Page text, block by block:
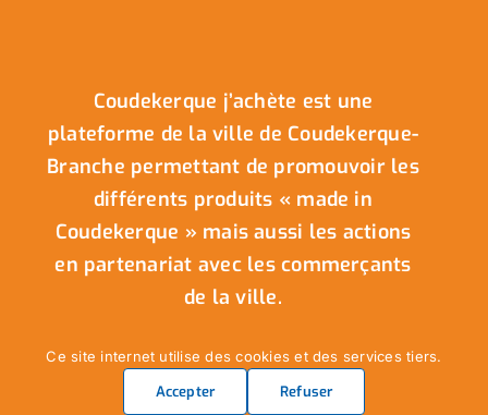
Coudekerque j’achète est une
plateforme de la ville de Coudekerque-
Branche permettant de promouvoir les
différents produits « made in
Coudekerque » mais aussi les actions
en partenariat avec les commerçants
de la ville.
Ce site internet utilise des cookies et des services tiers.
Accepter Refuser